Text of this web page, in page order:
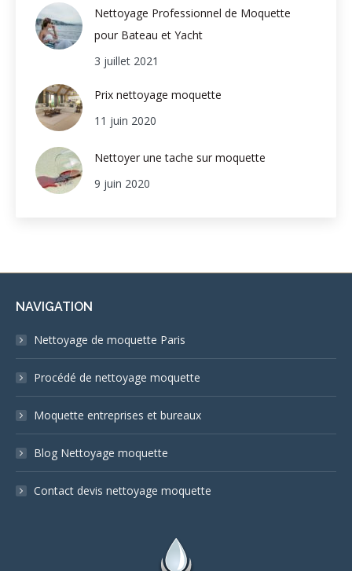
Nettoyage Professionnel de Moquette
pour Bateau et Yacht
3 juillet 2021
Prix nettoyage moquette
11 juin 2020
Nettoyer une tache sur moquette
9 juin 2020
NAVIGATION
Nettoyage de moquette Paris
Procédé de nettoyage moquette
Moquette entreprises et bureaux
Blog Nettoyage moquette
Contact devis nettoyage moquette